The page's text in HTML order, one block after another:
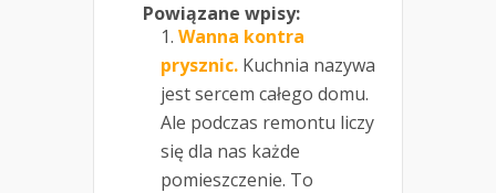
Powiązane wpisy:
Wanna kontra
prysznic. Kuchnia nazywa
jest sercem całego domu.
Ale podczas remontu liczy
się dla nas każde
pomieszczenie. To